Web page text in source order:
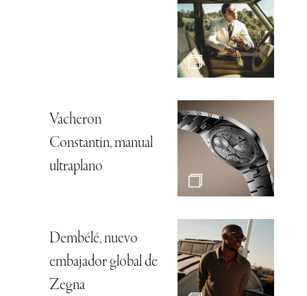
Vacheron
Constantin, manual
ultraplano
Dembélé, nuevo
embajador global de
Zegna